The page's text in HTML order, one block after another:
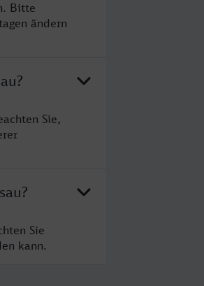
Bitte
ändern
Sie,
Sie
kann.